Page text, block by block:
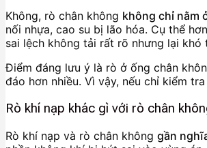
Không, rò chân không không chỉ nằm
nối nhựa, cao su bị lão hóa. Cụ thể
sai lệch không tải rất rõ nhưng lại khó
Điểm đáng lưu ý là rò ở ống chân
đáo hơn nhiều. Vì vậy, nếu chỉ kiểm
Rò khí nạp khác gì với rò chân
Rò khí nạp và rò chân không gần